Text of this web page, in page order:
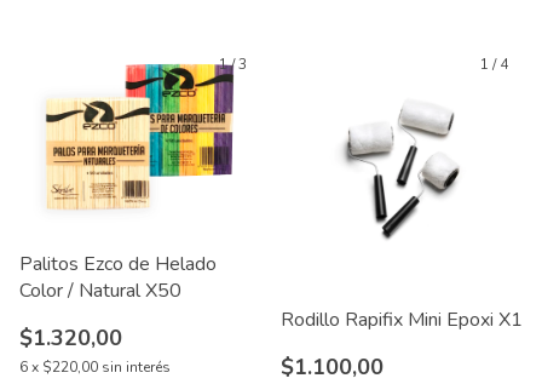
1/3
Palitos Ezco de Helado
Color / Natural X50
$1.320,00
6x $220,00 sin interés
1 /4
Rodillo Rapifix Mini Epoxi X1
$1.100,00